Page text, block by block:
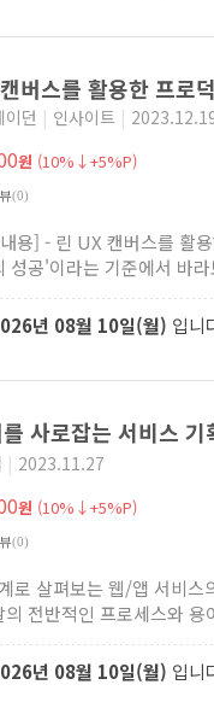
버스를 활용한 프로
던 | 인사이트 |
원 (10%↓+5%P)
(0)
용] - 린 UX 캔버스를 활
성공'이라는 기준에서 바
년 08월 10일(월) 입니
사로잡는 서비스 기
| 2023.11.27
원 (10%↓+5%P)
(0)
로 살펴보는 웹/앱 서비
전반적인 프로세스와 용
년 08월 10일(월) 입니